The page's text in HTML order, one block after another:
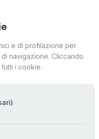
e del Made in Italy
e di profilazione per
navigazione. Cliccando
i cookie.